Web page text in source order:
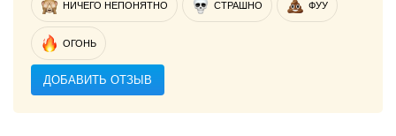
НИЧЕГО НЕПОНЯТНО СТРАШНО ФУУ
ОГОНЬ
ДОБАВИТЬ ОТЗЫВ